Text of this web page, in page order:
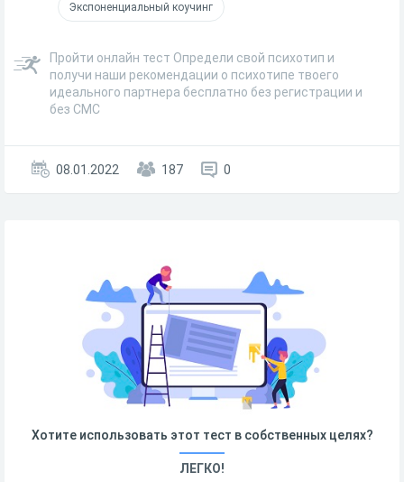
Экспоненциальный коучинг
Пройти онлайн тест Определи свой психотип и
получи наши рекомендации о психотипе твоего
идеального партнера бесплатно без регистрации и
без СМС
08.01.2022 187 0
Хотите использовать этот тест в собственных целях?
ЛЕГКО!